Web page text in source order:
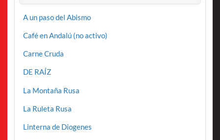
A un paso del Abismo
Café en Andalú (no activo)
Carne Cruda
DE RAÍZ
La Montaña Rusa
La Ruleta Rusa
Linterna de Diogenes